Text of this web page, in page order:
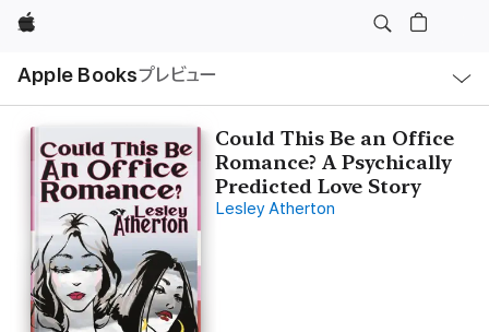
Apple
Apple Booksプレビュー
ル
Could This Be an Office
Romance? A Psychically
Predicted Love Story
Lesley Atherton